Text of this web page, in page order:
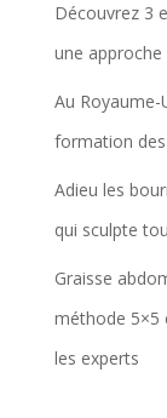
Découvrez 3
une
Au
formation
Adieu les
qui sculpte
Graisse
méthode 5×5
les experts